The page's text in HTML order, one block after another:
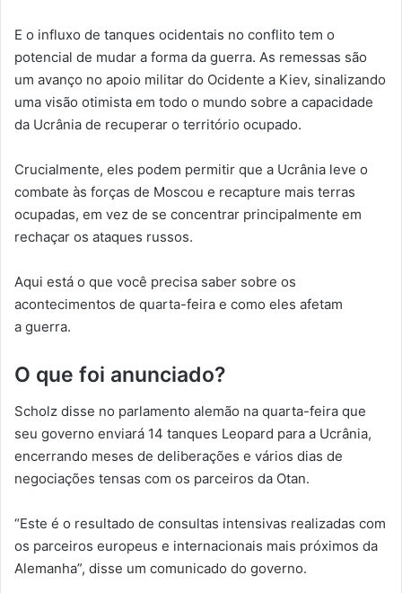
E o influxo de tanques ocidentais no conflito tem o
potencial de mudar a forma da guerra. As remessas são
um avanço no apoio militar do Ocidente a Kiev, sinalizando
uma visão otimista em todo o mundo sobre a capacidade
da Ucrânia de recuperar o território ocupado.
Crucialmente, eles podem permitir que a Ucrânia leve o
combate às forças de Moscou e recapture mais terras
ocupadas, em vez de se concentrar principalmente em
rechaçar os ataques russos.
Aqui está o que você precisa saber sobre os
acontecimentos de quarta-feira e como eles afetam
a guerra.
O que foi anunciado?
Scholz disse no parlamento alemão na quarta-feira que
seu governo enviará 14 tanques Leopard para a Ucrânia,
encerrando meses de deliberações e vários dias de
negociações tensas com os parceiros da Otan.
“Este é o resultado de consultas intensivas realizadas com
os parceiros europeus e internacionais mais próximos da
Alemanha”, disse um comunicado do governo.